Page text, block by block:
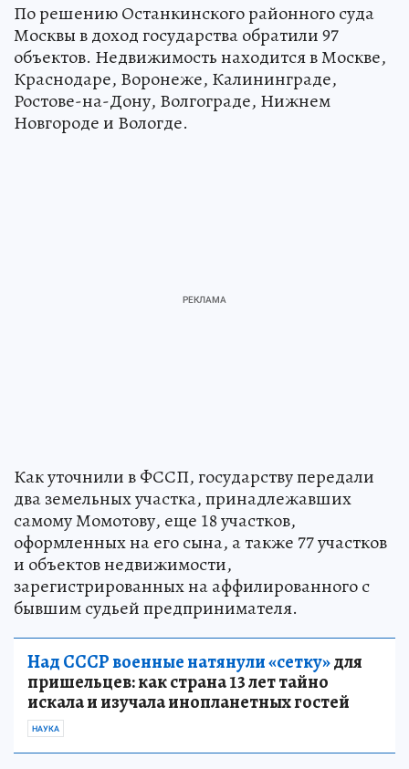
По решению Останкинского районного суда
Москвы в доход государства обратили 97
объектов. Недвижимость находится в Москве,
Краснодаре, Воронеже, Калининграде,
Ростове-на-Дону, Волгограде, Нижнем
Новгороде и Вологде.
Как уточнили в ФССП, государству передали
два земельных участка, принадлежавших
самому Момотову, еще 18 участков,
оформленных на его сына, а также 77 участков
и объектов недвижимости,
зарегистрированных на аффилированного с
бывшим судьей предпринимателя.
Над СССР военные натянули «сетку»для
пришельцев: как страна 13 лет тайно
искала и изучала инопланетных гостей
НАУКА